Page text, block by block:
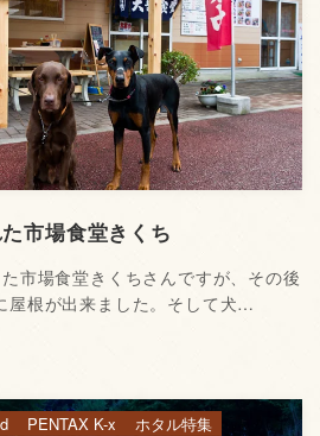
市場食堂きくち
市場食堂きくちさんですが、その後
屋根が出来ました。そして犬…
PENTAX K-x ホタル特集